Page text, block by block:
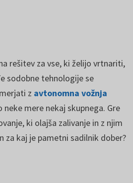
rešitev za vse, ki želijo vrtnariti,
sodobne tehnologije se
z avtonomna vožnja
mere nekaj skupnega. Gre
ki olajša zalivanje in z njim
za kaj je pametni sadilnik dober?